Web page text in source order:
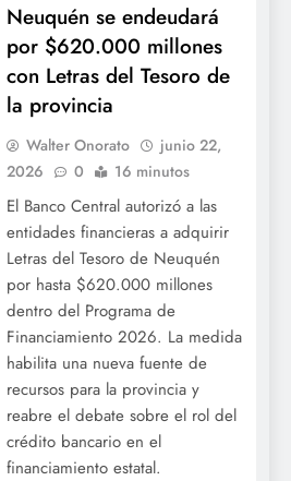
Neuquén se endeudará
por $620.000 millones
con Letras del Tesoro de
la provincia
Walter Onorato
junio 22,
2026
0 16 minutos
El Banco Central autorizó a las
entidades financieras a adquirir
Letras del Tesoro de Neuquén
por hasta $620.000 millones
dentro del Programa de
Financiamiento 2026. La medida
habilita una nueva fuente de
recursos para la provincia y
reabre el debate sobre el rol del
crédito bancario en el
financiamiento estatal.